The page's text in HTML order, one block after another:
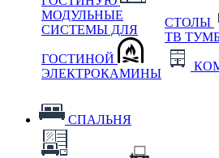
МОДУЛЬНЫЕ
СИСТЕМЫ ДЛЯ
ГОСТИНОЙ
ЭЛЕКТРОКАМИНЫ
СТОЛЫ
ТВ
СПАЛЬНЯ